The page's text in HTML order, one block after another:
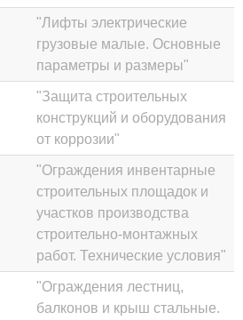
"Лифты электрические
грузовые малые. Основные
параметры и размеры"
"Защита строительных
конструкций и оборудования
от коррозии"
"Ограждения инвентарные
строительных площадок и
участков производства
строительно-монтажных
работ. Технические условия"
"Ограждения лестниц,
балконов и крыш стальные.